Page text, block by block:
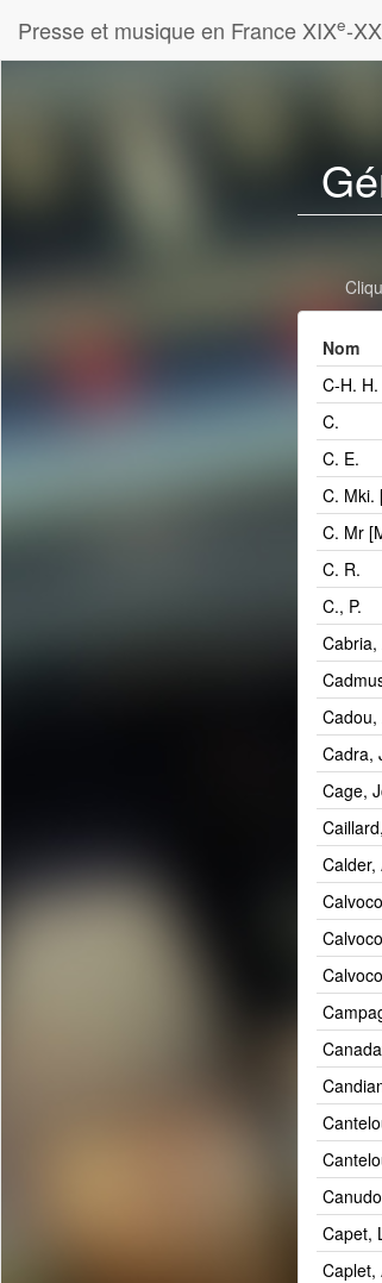
Presse et musique en France XIXe-XX
Nom
C-H.
C.
C. E.
C. Mki.
C. Mr
C. R.
C., P.
Cadou,
Cadra,
Cage,
Calder,
Capet,
Caplet,